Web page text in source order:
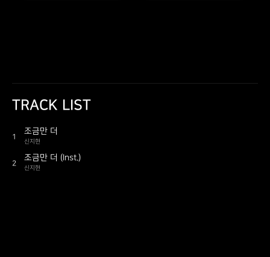
TRACK LIST
1
조금만 더
신지현
2
조금만 더 (Inst.)
신지현